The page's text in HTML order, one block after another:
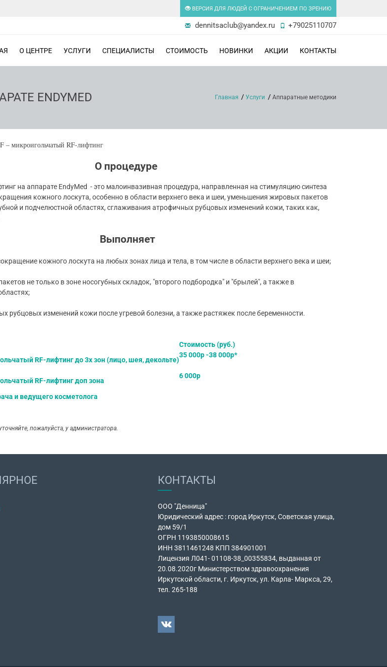
ВЕРСИЯ ДЛЯ ЛЮДЕЙ С ОГРАНИЧЕНИЕМ ПО ЗРЕНИЮ
+79025110707
dennitsaclub@yandex.ru
О ЦЕНТРЕ УСЛУГИ СПЕЦИАЛИСТЫ СТОИМОСТЬ НОВИНКИ АКЦИИ КОНТАКТЫ
ENDYMED Главная Услуги Аппаратные методики
– микроигольчатый RF-лифтинг
О процедуре
на аппарате EndyMed - это малоинвазивная процедура, направленная на стимуляцию синтеза
кожного лоскута, особенно в области верхнего века и шеи, уменьшения жировых пакетов
и подчелюстной областях, сглаживания атрофичных рубцовых изменений кожи, таких как,
на теле.
Выполняет
кожного лоскута на любых зонах лица и тела, в том числе в области верхнего века и шеи;
не только в зоне носогубных складок, "второго подбородка" и "брылей", а также в
изменений кожи после угревой болезни, а также растяжек после беременности.
Стоимость (руб.)
RF-лифтинг до 3х зон (лицо, шея, декольте)
35 000р -38 000р*
RF-лифтинг доп зона
6 000р
и ведущего косметолога
пожалуйста, у администратора.
КОНТАКТЫ
ООО "Денница"
Юридический адрес : город Иркутск, Советская улица,
дом 59/1
ОГРН 1193850008615
ИНН 3811461248 КПП 384901001
Лицензия Л041- 01108-38_00355834, выданная от
20.08.2020г Министерством здравоохранения
Иркутской области, г. Иркутск, ул. Карла- Маркса, 29,
тел. 265-188